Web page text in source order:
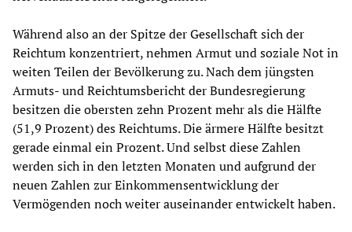
Während also an der Spitze der Gesellschaft sich der
Reichtum konzentriert, nehmen Armut und soziale Not in
weiten Teilen der Bevölkerung zu. Nach dem jüngsten
Armuts- und Reichtumsbericht der Bundesregierung
besitzen die obersten zehn Prozent mehr als die Hälfte
(51,9 Prozent) des Reichtums. Die ärmere Hälfte besitzt
gerade einmal ein Prozent. Und selbst diese Zahlen
werden sich in den letzten Monaten und aufgrund der
neuen Zahlen zur Einkommensentwicklung der
Vermögenden noch weiter auseinander entwickelt haben.